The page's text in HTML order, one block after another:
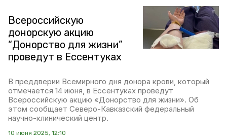
Всероссийскую
донорскую акцию
“Донорство для жизни”
проведут в Ессентуках
В преддверии Всемирного дня донора крови, который
отмечается 14 июня, в Ессентуках проведут
Всероссийскую акцию «Донорство для жизни». Об
этом сообщает Северо-Кавказский федеральный
научно-клинический центр.
10 июня 2025, 12:10